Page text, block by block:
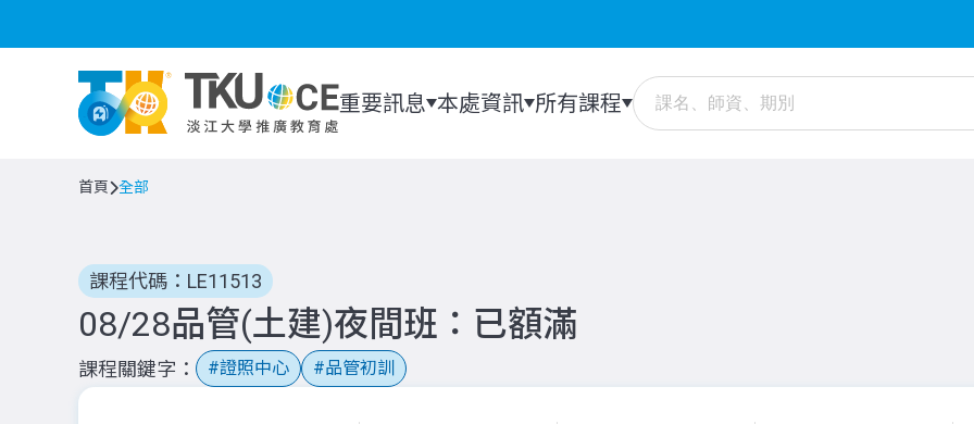
重要訊息 本處資訊 所有課程
首頁 全部
課程代碼：LE11513
08/28品管(土建)夜間班：已額滿
課程關鍵字 證照中心 品管初訓